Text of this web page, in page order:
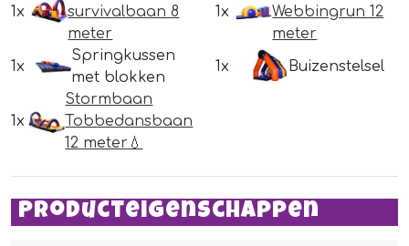
1x
survivalbaan 8
meter
1x
Webbingrun 12
meter
1x
Springkussen
met blokken
1x Buizenstelsel
1x
Stormbaan
Tobbedansbaan
12 meter💧
Producteigenschappen